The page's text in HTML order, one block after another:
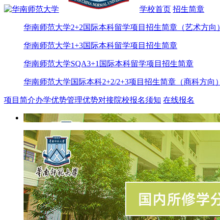
学校首页 招生简章
华南师范大学2+2国际本科留学项目招生简章（艺术方向
华南师范大学1+3国际本科留学项目招生简章
华南师范大学SQA3+1国际本科留学项目招生简章
华南师范大学国际本科2+2/2+3项目招生简章（商科方向
项目简介办学优势管理优势对接院校报名须知 在线报名